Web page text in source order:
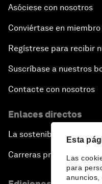
Esta
Las
para
anuncios,
Asóciese con nosotros
Conviértase en miembro
Regístrese para recibir
Suscríbase a nuestros
Contacte con nosotros
Enlaces directos
La sostenibilidad en el
Carreras profesionales